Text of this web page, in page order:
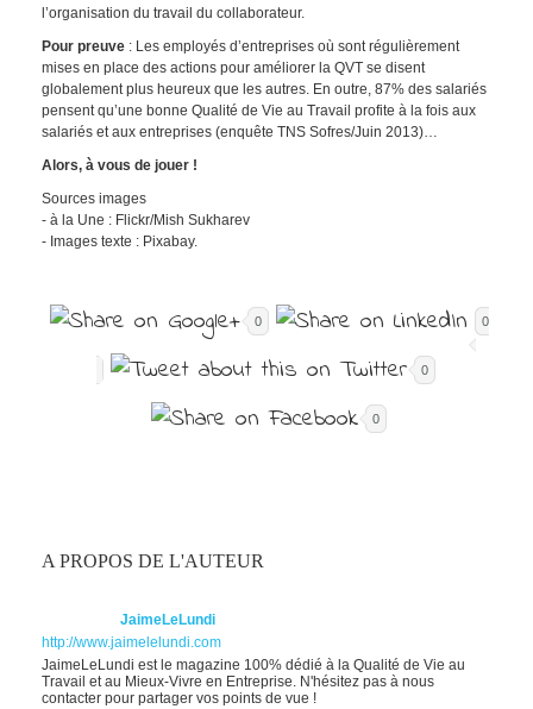
l’organisation du travail du collaborateur.
Pour preuve: Les employés d’entreprises où sont régulièrement
mises en place des actions pour améliorer la QVT se disent
globalement plus heureux que les autres. En outre, 87% des salariés
pensent qu’une bonne Qualité de Vie au Travail profite à la fois aux
salariés et aux entreprises (enquête TNS Sofres/Juin 2013)…
Alors, à vous de jouer !
Sources images
- à la Une : Flickr/Mish Sukharev
- Images texte : Pixabay.
0 0
0
0
A PROPOS DE L'AUTEUR
JaimeLeLundi
http://www.jaimelelundi.com
JaimeLeLundi est le magazine 100% dédié à la Qualité de Vie au
Travail et au Mieux-Vivre en Entreprise. N'hésitez pas à nous
contacter pour partager vos points de vue !